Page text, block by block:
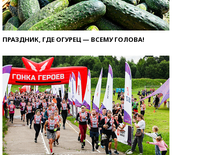
ПРАЗДНИК, ГДЕ ОГУРЕЦ — ВСЕМУ ГОЛОВА!